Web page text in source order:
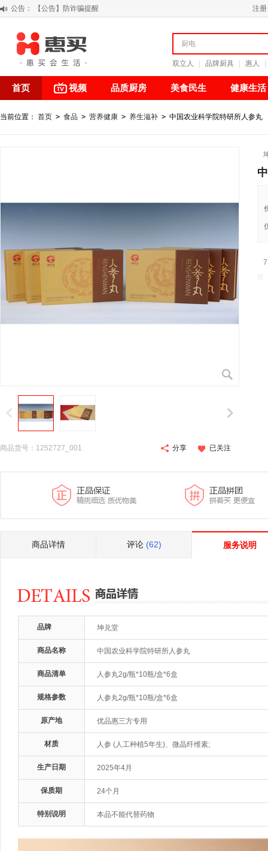
公告：
【积分调整公告】
关于假冒我公司“惠买小程序“的声明
【公告】防诈骗提醒
注册
双立人 品牌厨具 惠人
首页 视频 品质厨房 美食民生 健康生活
当前位置： 首页 > 食品 > 营养健康 > 养生滋补 > 中国农业科学院特研所人参丸
商品货号：1252727_001 分享 已关注
商品详情 评论 (62) 服务说明
品牌 坤兑堂
商品名称 中国农业科学院特研所人参丸
商品清单 人参丸2g/瓶*10瓶/盒*6盒
规格参数 人参丸2g/瓶*10瓶/盒*6盒
原产地 优品惠三方专用
材质 人参 (人工种植5年生)、微晶纤维素;
生产日期 2025年4月
保质期 24个月
特别说明 本品不能代替药物